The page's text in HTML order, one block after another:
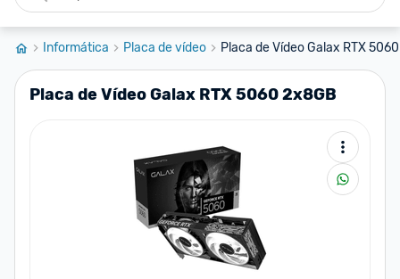
Informática Placa de vídeo Placa de Vídeo Galax RTX
Placa de Vídeo Galax RTX 5060 2x8GB